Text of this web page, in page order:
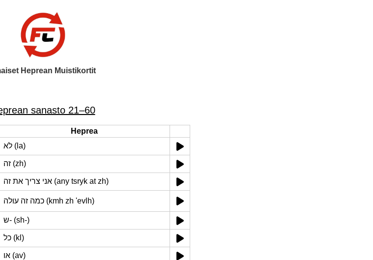
Heprean Muistikortit
sanasto 21–60
Heprea
לא (la)
זה (zh)
אני צריך את זה (any tsryk at zh)
כמה זה עולה (kmh zh 'evlh)
ש- (sh-)
כל (kl)
או (av)